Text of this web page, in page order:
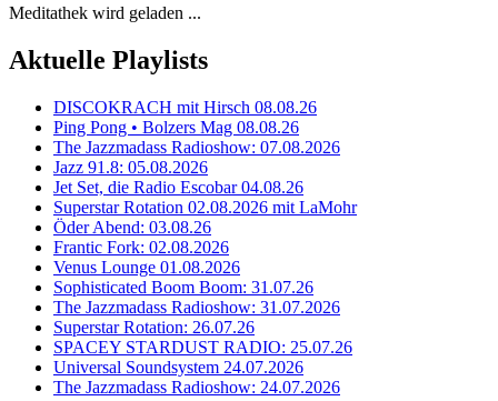
Meditathek wird geladen ...
Aktuelle Playlists
DISCOKRACH mit Hirsch 08.08.26
Ping Pong • Bolzers Mag 08.08.26
The Jazzmadass Radioshow: 07.08.2026
Jazz 91.8: 05.08.2026
Jet Set, die Radio Escobar 04.08.26
Superstar Rotation 02.08.2026 mit LaMohr
Öder Abend: 03.08.26
Frantic Fork: 02.08.2026
Venus Lounge 01.08.2026
Sophisticated Boom Boom: 31.07.26
The Jazzmadass Radioshow: 31.07.2026
Superstar Rotation: 26.07.26
SPACEY STARDUST RADIO: 25.07.26
Universal Soundsystem 24.07.2026
The Jazzmadass Radioshow: 24.07.2026